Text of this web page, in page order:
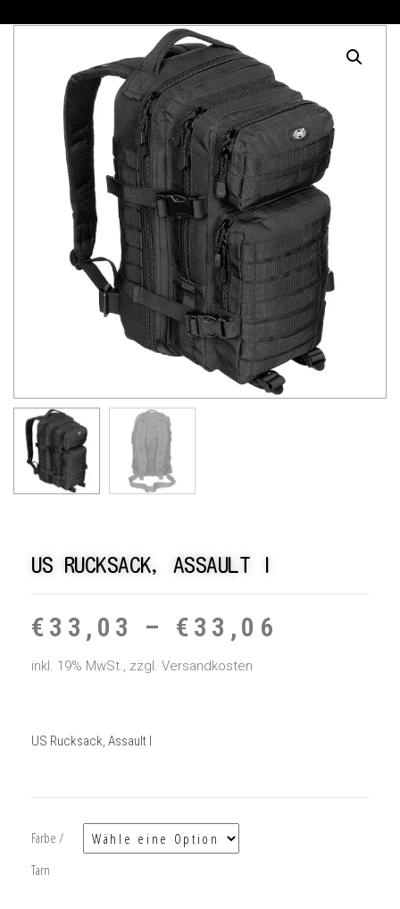
US RUCKSACK, ASSAULT I
€ 33,03 – € 33,06
inkl. 19% MwSt., zzgl. Versandkosten
US Rucksack, Assault I
Farbe /
Tarn